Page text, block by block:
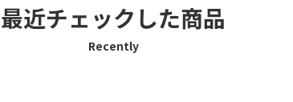
最近チェックした商品
Recently